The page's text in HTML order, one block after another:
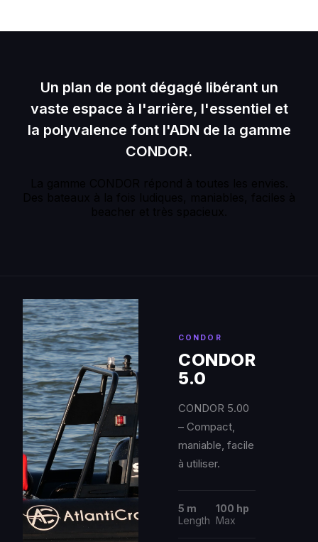
Un plan de pont dégagé libérant un
vaste espace à l'arrière, l'essentiel et
la polyvalence font l'ADN de la gamme
CONDOR.
CONDOR
CONDOR
5.0
CONDOR 5.00
– Compact,
maniable, facile
à utiliser.
5 m
Length
100 hp
Max